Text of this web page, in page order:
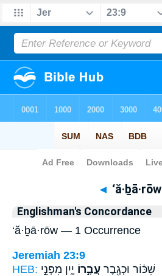
Bible> Strong's > Hebrew
◄ ‘ă·ḇā·rōw
Englishman's Concordance
‘ă·ḇā·rōw — 1 Occurrence
Jeremiah 23:9
HEB:
שִׁכּ֔וֹר וּכְגֶ֖בֶר עֲבָ֣רוֹ יָ֑יִן מִפְּנֵ֣י